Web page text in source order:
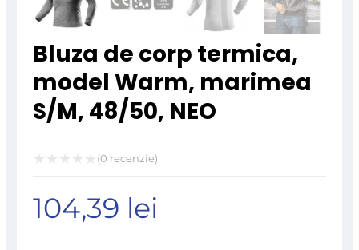
Bluza de corp termica,
model Warm, marimea
S/M, 48/50, NEO
la
(0 recenzie)
104,39 lei